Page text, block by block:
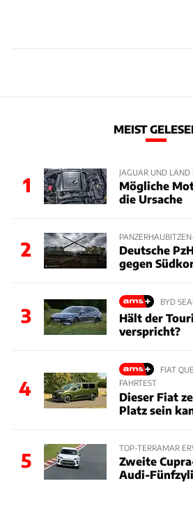
MEIST
1
JAGUAR UND LAND
Mögliche
die Ursache
2
Deutsche
gegen
3
BYD
Hält der
verspricht?
4
FIAT
FAHRTEST
Dieser Fiat
Platz sein
5
TOP-TERRAMAR
Zweite
Audi-